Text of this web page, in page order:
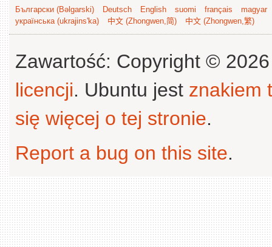
Български (Bəlgarski) Deutsch English suomi français
magyar
українська (ukrajins'ka)
中文 (Zhongwen,简) 中文 (Zhongwen,繁)
Zawartość: Copyright ©
licencji. Ubuntu jest znakiem
się więcej o tej stronie.
Report a bug on this site.